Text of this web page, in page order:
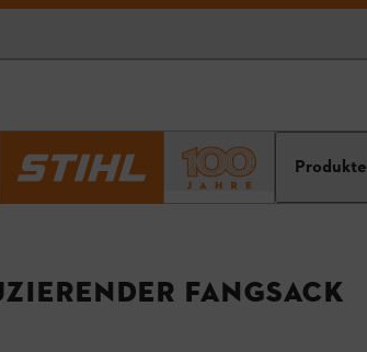
Produkte
Fangsack